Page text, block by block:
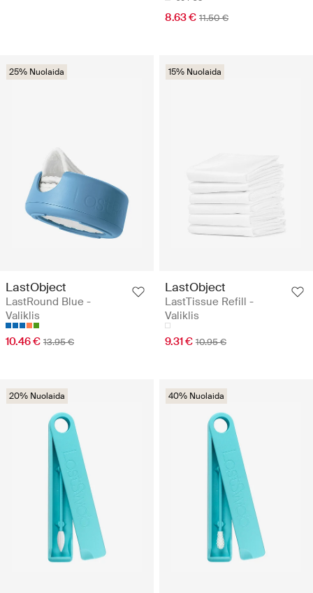
8.63 € 11.50 €
25% Nuolaida
LastObject
LastRound Blue -
Valiklis
10.46 € 13.95 €
15% Nuolaida
LastObject
LastTissue Refill -
Valiklis
9.31 € 10.95 €
20% Nuolaida 40% Nuolaida